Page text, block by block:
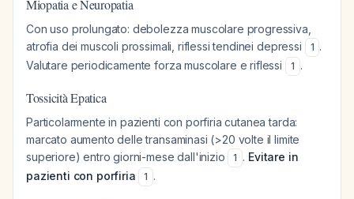
Miopatia e Neuropatia
Con uso prolungato: debolezza muscolare progressiva,
atrofia dei muscoli prossimali, riflessi tendinei depressi
1 .
Valutare periodicamente forza muscolare e riflessi
1 .
Tossicità Epatica
Particolarmente in pazienti con porfiria cutanea tarda:
marcato aumento delle transaminasi (>20 volte il limite
superiore) entro giorni-mese dall'inizio
1 . Evitare in
pazienti con porfiria
1 .